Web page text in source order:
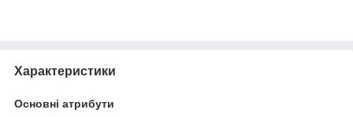
Характеристики
Основні атрибути